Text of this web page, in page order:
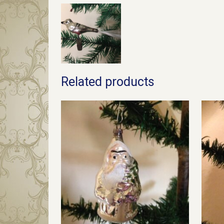
Related products